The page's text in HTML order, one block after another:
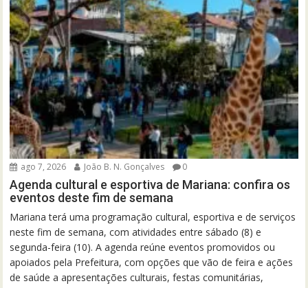
ago 7, 2026 João B. N. Gonçalves 0
Agenda cultural e esportiva de Mariana: confira os
eventos deste fim de semana
Mariana terá uma programação cultural, esportiva e de serviços
neste fim de semana, com atividades entre sábado (8) e
segunda-feira (10). A agenda reúne eventos promovidos ou
apoiados pela Prefeitura, com opções que vão de feira e ações
de saúde a apresentações culturais, festas comunitárias,